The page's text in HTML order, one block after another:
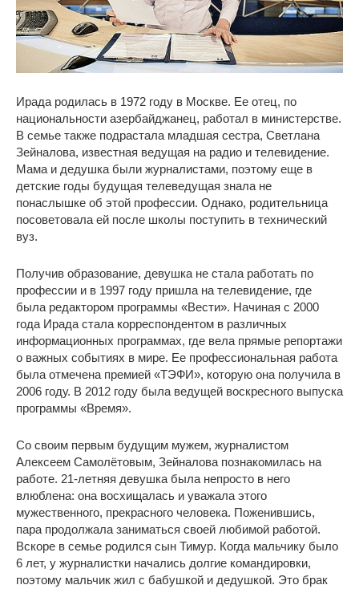
Ирада родилась в 1972 году в Москве. Ее отец, по
национальности азербайджанец, работал в министерстве.
В семье также подрастала младшая сестра, Светлана
Зейналова, известная ведущая на радио и телевидение.
Мама и дедушка были журналистами, поэтому еще в
детские годы будущая телеведущая знала не
понаслышке об этой профессии. Однако, родительница
посоветовала ей после школы поступить в технический
вуз.
Получив образование, девушка не стала работать по
профессии и в 1997 году пришла на телевидение, где
была редактором программы «Вести». Начиная с 2000
года Ирада стала корреспондентом в различных
информационных программах, где вела прямые репортажи
о важных событиях в мире. Ее профессиональная работа
была отмечена премией «ТЭФИ», которую она получила в
2006 году. В 2012 году была ведущей воскресного выпуска
программы «Время».
Со своим первым будущим мужем, журналистом
Алексеем Самолётовым, Зейналова познакомилась на
работе. 21-летняя девушка была непросто в него
влюблена: она восхищалась и уважала этого
мужественного, прекрасного человека. Поженившись,
пара продолжала заниматься своей любимой работой.
Вскоре в семье родился сын Тимур. Когда мальчику было
6 лет, у журналистки начались долгие командировки,
поэтому мальчик жил с бабушкой и дедушкой. Это брак